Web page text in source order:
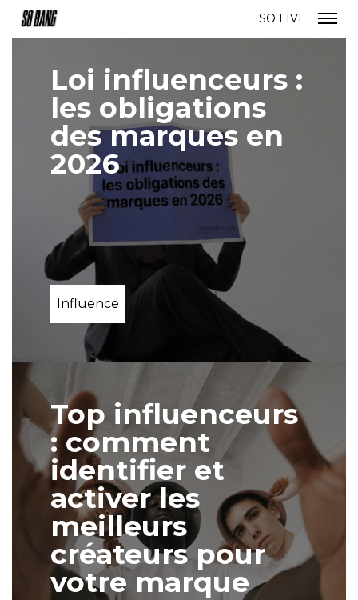
SO LIVE
SO LIVE
Loi influenceurs :
les obligations
des marques en
2026
Influence
Top influenceurs
: comment
identifier et
activer les
meilleurs
créateurs pour
votre marque